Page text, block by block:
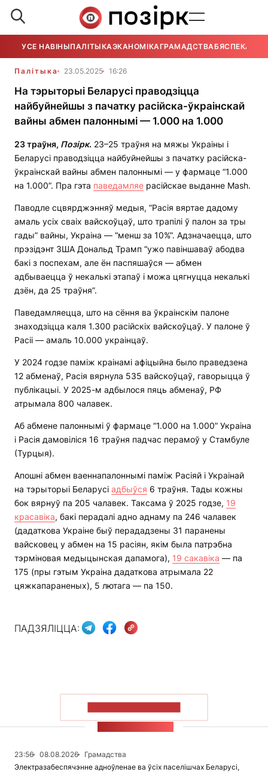
УСЕ НАВІНЫПАЛІТЫКАЭКАНОМІКАГРАМАДСТВАБЯСПЕКА
Палітыка 23.05.2025 16:26
На тэрыторыі Беларусі праводзіцца
найбуйнейшы з пачатку расійска-ўкраінскай
вайны абмен палоннымі — 1.000 на 1.000
23 траўня, Позірк. 23–25 траўня на мяжы Украіны і
Беларусі праводзіцца найбуйнейшы з пачатку расійска-
ўкраінскай вайны абмен палоннымі — у фармаце “1.000
на 1.000”. Пра гэта паведамляе расійскае выданне Mash.
Паводле сцвярджэнняў медыя, “Расія вяртае дадому
амаль усіх сваіх вайскоўцаў, што трапілі ў палон за тры
гады” вайны, Украіна — “менш за 10%”. Адзначаецца, што
прэзідэнт ЗША Дональд Трамп “ужо павіншаваў абодва
бакі з поспехам, але ён паспяшаўся — абмен
адбываецца ў некалькі этапаў і можа цягнуцца некалькі
дзён, да 25 траўня”.
Паведамляецца, што на сёння ва ўкраінскім палоне
знаходзіцца каля 1.300 расійскіх вайскоўцаў. У палоне ў
Расіі — амаль 10.000 украінцаў.
У 2024 годзе паміж краінамі афіцыйна было праведзена
12 абменаў, Расія вярнула 535 вайскоўцаў, гаворыцца ў
публікацыі. У 2025-м адбылося пяць абменаў, РФ
атрымала 800 чалавек.
Аб абмене палоннымі ў фармаце “1.000 на 1.000” Украіна
і Расія дамовіліся 16 траўня падчас перамоў у Стамбуле
(Турцыя).
Апошні абмен ваеннапалоннымі паміж Расіяй і Украінай
на тэрыторыі Беларусі адбыўся 6 траўня. Тады кожны
бок вярнуў па 205 чалавек. Таксама ў 2025 годзе, 19
красавіка, бакі перадалі адно аднаму па 246 чалавек
(дадаткова Украіне быў перададзены 31 паранены
вайсковец у абмен на 15 расіян, якім была патрэбна
тэрміновая медыцынская дапамога), 19 сакавіка — па
175 (пры гэтым Украіна дадаткова атрымала 22
цяжкапараненых), 5 лютага — па 150.
ПАДЗЯЛІЦЦА:
23:56 08.08.2026
Грамадства
Электразабеспячэнне адноўленае ва ўсіх паселішчах Беларусі,